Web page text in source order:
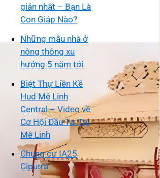
giản nhất – Bạn Là
Con Giáp Nào?
Những mẫu nhà ở
nông thông xu
hướng 5 năm tới
Biệt Thự Liền Kề
Hud Mê Linh
Central – Video về
Cơ Hội Đầu Tư Tại
Mê Linh
Chung cư IA25
Ciputra